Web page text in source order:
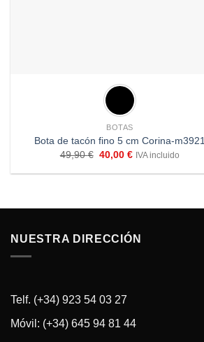
BOTAS
Bota de tacón fino 5 cm Corina-m3921
49,90€ El
original
40,00 €El
actual
IVA incluido
NUESTRA DIRECCIÓN
Telf. (+34) 923 54 03 27
Móvil: (+34) 645 94 81 44